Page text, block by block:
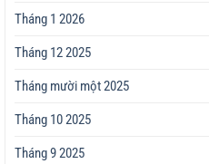
Tháng 1 2026
Tháng 12 2025
Tháng mười một 2025
Tháng 10 2025
Tháng 9 2025